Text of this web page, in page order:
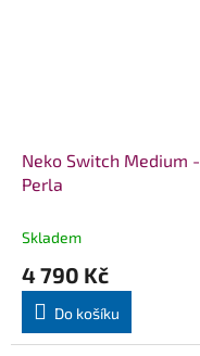
Neko Switch Medium -
Perla
Skladem
4 790 Kč
Do košíku